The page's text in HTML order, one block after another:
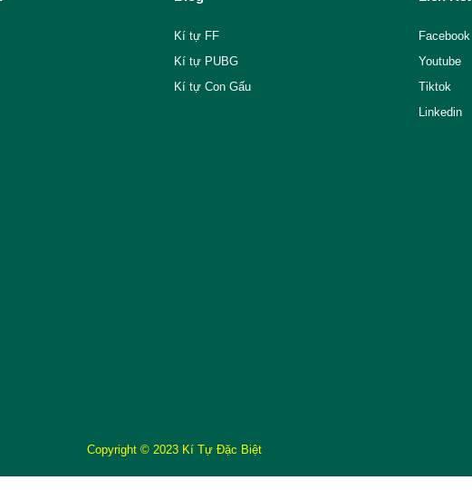
Kí tự FF
Kí tự PUBG
Kí tự Con Gấu
Facebook
Youtube
Tiktok
Linkedin
Copyright © 2023 Kí Tự Đặc Biệt